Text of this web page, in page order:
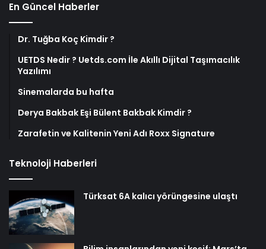
En Güncel Haberler
Dr. Tuğba Koç Kimdir ?
UETDS Nedir ? Uetds.com İle Akıllı Dijital Taşımacılık
Yazılımı
Sinemalarda bu hafta
Derya Bakbak Eşi Bülent Bakbak Kimdir ?
Zarafetin ve Kalitenin Yeni Adı Roxx Signature
Teknoloji Haberleri
Türksat 6A kalıcı yörüngesine ulaştı